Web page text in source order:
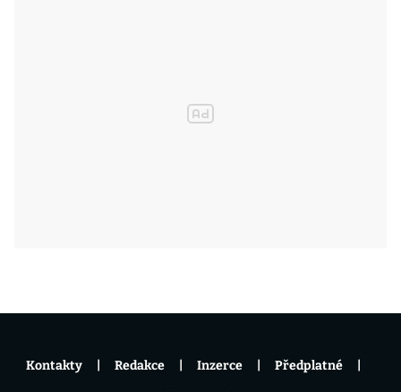
Kontakty Redakce Inzerce Předplatné